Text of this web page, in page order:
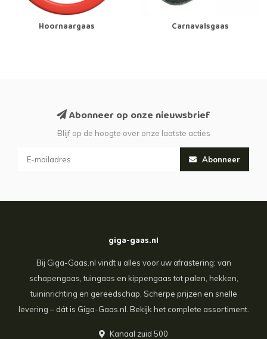
Hoornaargaas Carnavalsgaas
Abonneer op onze nieuwsbrief
Blijf op de hoogte over onze laatste acties
Abonneer
giga-gaas.nl
Bij Giga-Gaas.nl vindt u alles voor uw afrastering: van
schapengaas, tuingaas en kippengaas tot palen, hekken,
tuininrichting en gereedschap. Scherpe prijzen en snelle
levering – dát is Giga-Gaas.nl. Bekijk het complete assortiment.
Kanaal zuid 500